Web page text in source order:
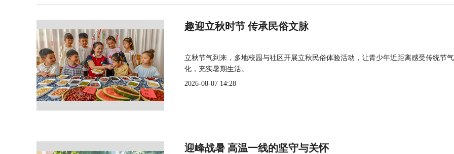
趣迎立秋时节 传承民俗文脉
立秋节气到来，多地校园与社区开展立秋民俗体验活动，让青少年近距离感受传统节
化，充实暑期生活。
2026-08-07 14:28
迎峰战暑 高温一线的坚守与关怀